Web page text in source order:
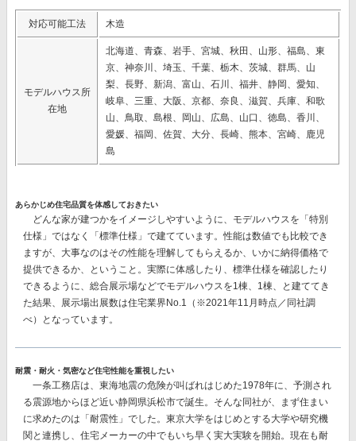
対応可能工法 木造
モデルハウス所
在地
北海道、青森、岩手、宮城、秋田、山形、福島、東
京、神奈川、埼玉、千葉、栃木、茨城、群馬、山
梨、長野、新潟、富山、石川、福井、静岡、愛知、
岐阜、三重、大阪、京都、奈良、滋賀、兵庫、和歌
山、鳥取、島根、岡山、広島、山口、徳島、香川、
愛媛、福岡、佐賀、大分、長崎、熊本、宮崎、鹿児
島
あらかじめ住宅品質を体感しておきたい
どんな家が建つかをイメージしやすいように、モデルハウスを「特別
仕様」ではなく「標準仕様」で建てています。性能は数値でも比較でき
ますが、大事なのはその性能を理解してもらえるか、いかに納得価格で
提供できるか、ということ。実際に体感したり、標準仕様を確認したり
できるように、総合展示場などでモデルハウスを1棟、1棟、と建ててき
た結果、 展示場出展数は住宅業界No.1 （※2021年11月時点／同社調
べ）となっています。
耐震・耐火・気密など住宅性能を重視したい
一条工務店は、東海地震の危険が叫ばれはじめた1978年に、予測され
る震源地からほど近い静岡県浜松市で誕生。そんな同社が、まず住まい
に求めたのは「耐震性」でした。東京大学をはじめとする大学や研究機
関と連携し、住宅メーカーの中でもいち早く実大実験を開始。現在も耐